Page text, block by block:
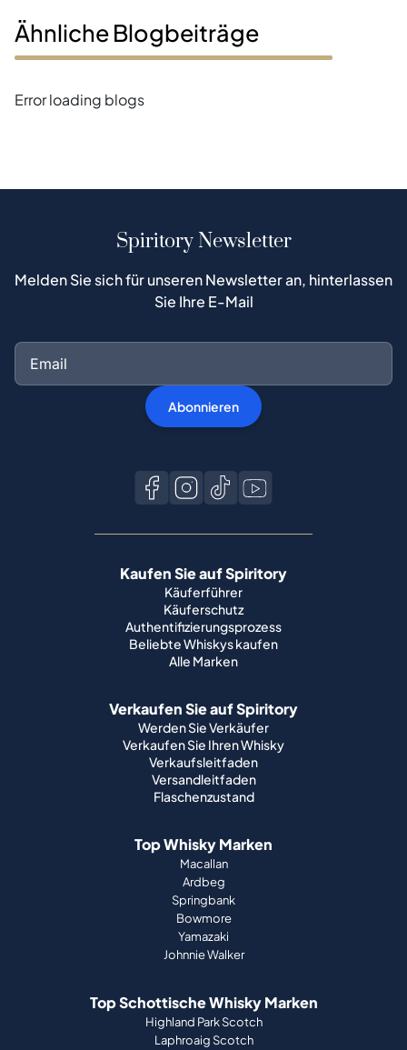
Ähnliche Blogbeiträge
Error loading blogs
Spiritory Newsletter
Melden Sie sich für unseren Newsletter an, hinterlassen
Sie Ihre E-Mail
Abonnieren
Kaufen Sie auf Spiritory
Käuferführer
Käuferschutz
Authentifizierungsprozess
Beliebte Whiskys kaufen
Alle Marken
Verkaufen Sie auf Spiritory
Werden Sie Verkäufer
Verkaufen Sie Ihren Whisky
Verkaufsleitfaden
Versandleitfaden
Flaschenzustand
Top Whisky Marken
Macallan
Ardbeg
Springbank
Bowmore
Yamazaki
Johnnie Walker
Top Schottische Whisky Marken
Highland Park Scotch
Laphroaig Scotch